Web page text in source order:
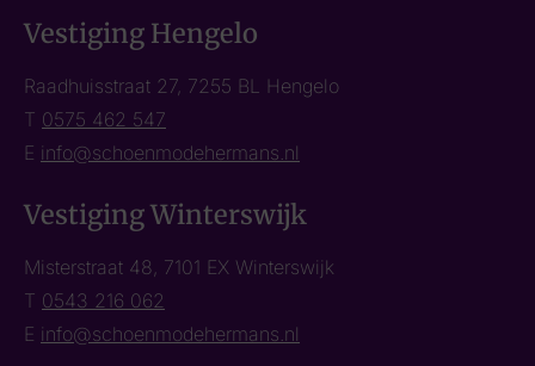
Vestiging Hengelo
Raadhuisstraat 27, 7255 BL Hengelo
T 0575 462 547
E info@schoenmodehermans.nl
Vestiging Winterswijk
Misterstraat 48, 7101 EX Winterswijk
T 0543 216 062
E info@schoenmodehermans.nl